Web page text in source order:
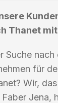
Thanet
Suche nach
für
Wir,
Jena,